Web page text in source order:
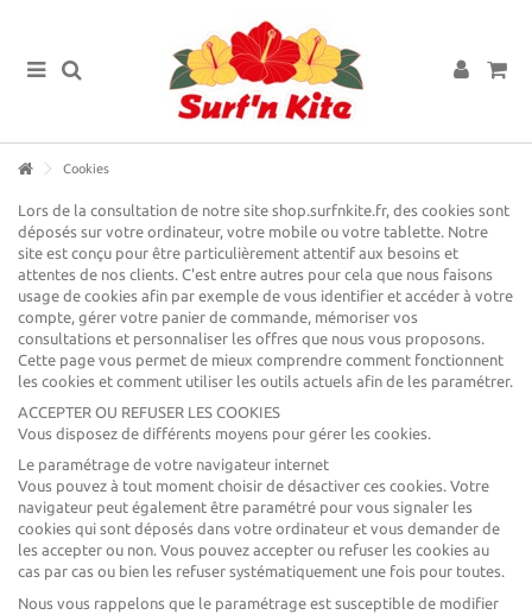
Cookies
Lors de la consultation de notre site shop.surfnkite.fr, des cookies sont
déposés sur votre ordinateur, votre mobile ou votre tablette. Notre
site est conçu pour être particulièrement attentif aux besoins et
attentes de nos clients. C'est entre autres pour cela que nous faisons
usage de cookies afin par exemple de vous identifier et accéder à votre
compte, gérer votre panier de commande, mémoriser vos
consultations et personnaliser les offres que nous vous proposons.
Cette page vous permet de mieux comprendre comment fonctionnent
les cookies et comment utiliser les outils actuels afin de les paramétrer.
ACCEPTER OU REFUSER LES COOKIES
Vous disposez de différents moyens pour gérer les cookies.
Le paramétrage de votre navigateur internet
Vous pouvez à tout moment choisir de désactiver ces cookies. Votre
navigateur peut également être paramétré pour vous signaler les
cookies qui sont déposés dans votre ordinateur et vous demander de
les accepter ou non. Vous pouvez accepter ou refuser les cookies au
cas par cas ou bien les refuser systématiquement une fois pour toutes.
Nous vous rappelons que le paramétrage est susceptible de modifier